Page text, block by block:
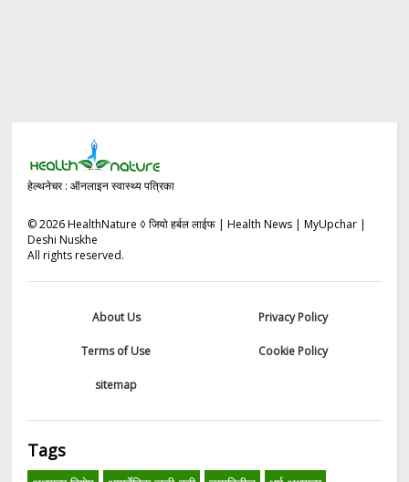
हेल्थनेचर : ऑनलाइन स्वास्थ्य पत्रिका
©2026HealthNature ◊ जियो हर्बल लाईफ | Health News | MyUpchar |
Deshi Nuskhe
All rights reserved.
About Us Privacy Policy
Terms of Use Cookie Policy
sitemap
Tags